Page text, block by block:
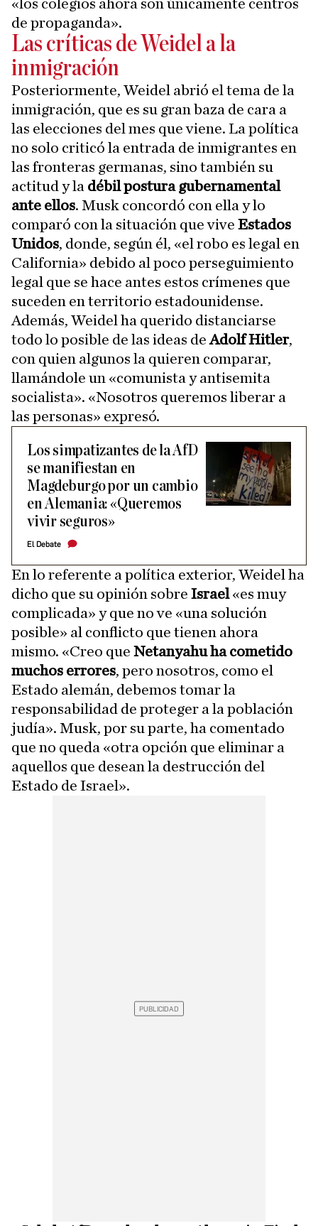
«los colegios ahora son únicamente centros
de propaganda».
Las críticas de Weidel a la
inmigración
Posteriormente, Weidel abrió el tema de la
inmigración, que es su gran baza de cara a
las elecciones del mes que viene. La política
no solo criticó la entrada de inmigrantes en
las fronteras germanas, sino también su
actitud y la débil postura gubernamental
ante ellos. Musk concordó con ella y lo
comparó con la situación que vive Estados
Unidos, donde, según él, «el robo es legal en
California» debido al poco perseguimiento
legal que se hace antes estos crímenes que
suceden en territorio estadounidense.
Además, Weidel ha querido distanciarse
todo lo posible de las ideas deAdolf Hitler,
con quien algunos la quieren comparar,
llamándole un «comunista y antisemita
socialista». «Nosotros queremos liberar a
las personas» expresó.
Los simpatizantes de la AfD
se manifiestan en
Magdeburgo por un cambio
en Alemania: «Queremos
vivir seguros»
El Debate
En lo referente a política exterior, Weidel ha
dicho que su opinión sobre Israel«es muy
complicada» y que no ve «una solución
posible» al conflicto que tienen ahora
mismo. «Creo que Netanyahu ha cometido
muchos errores, pero nosotros, como el
Estado alemán, debemos tomar la
responsabilidad de proteger a la población
judía». Musk, por su parte, ha comentado
que no queda «otra opción que eliminar a
aquellos que desean la destrucción del
Estado de Israel».